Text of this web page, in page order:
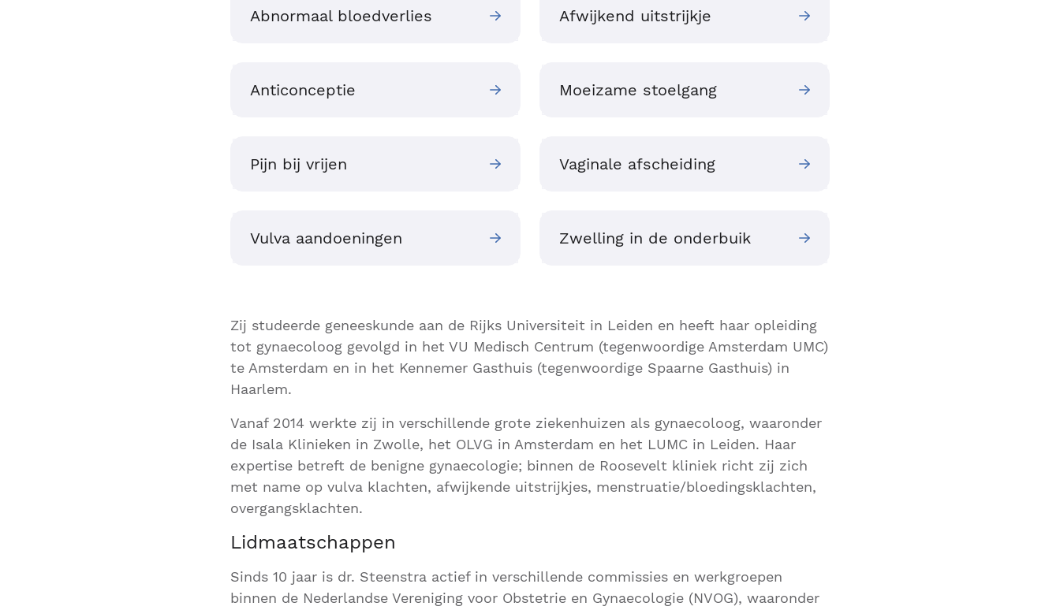
Abnormaal bloedverlies Afwijkend uitstrijkje
Anticonceptie Moeizame stoelgang
Pijn bij vrijen Vaginale afscheiding
Vulva aandoeningen Zwelling in de onderbuik
Zij studeerde geneeskunde aan de Rijks Universiteit in Leiden en heeft haar opleiding
tot gynaecoloog gevolgd in het VU Medisch Centrum (tegenwoordige Amsterdam UMC)
te Amsterdam en in het Kennemer Gasthuis (tegenwoordige Spaarne Gasthuis) in
Haarlem.
Vanaf 2014 werkte zij in verschillende grote ziekenhuizen als gynaecoloog, waaronder
de Isala Klinieken in Zwolle, het OLVG in Amsterdam en het LUMC in Leiden. Haar
expertise betreft de benigne gynaecologie; binnen de Roosevelt kliniek richt zij zich
met name op vulva klachten, afwijkende uitstrijkjes, menstruatie/bloedingsklachten,
overgangsklachten.
Lidmaatschappen
Sinds 10 jaar is dr. Steenstra actief in verschillende commissies en werkgroepen
binnen de Nederlandse Vereniging voor Obstetrie en Gynaecologie (NVOG), waaronder